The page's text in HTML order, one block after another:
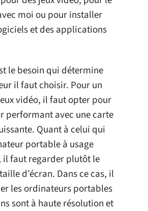
moi ou pour installer
et des applications
le besoin qui détermine
il faut choisir. Pour un
vidéo, il faut opter pour
performant avec une carte
Quant à celui qui
portable à usage
il faut regarder plutôt le
d’écran. Dans ce cas, il
les ordinateurs portables
sont à haute résolution et